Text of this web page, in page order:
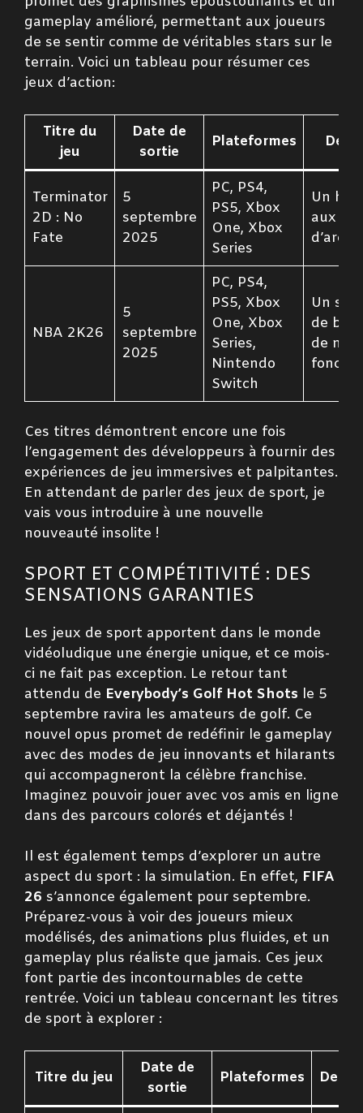
gameplay amélioré, permettant aux joueurs
de se sentir comme de véritables stars sur le
terrain. Voici un tableau pour résumer ces
jeux d’action:
Titre du
jeu
Date de
sortie
Plateformes
Terminator
2D : No
Fate
5
septembre
2025
PC, PS4,
PS5, Xbox
One, Xbox
Series
Un
aux
NBA 2K26
5
septembre
2025
PC, PS4,
PS5, Xbox
One, Xbox
Series,
Nintendo
Switch
Un
de
de
Ces titres démontrent encore une fois
l’engagement des développeurs à fournir des
expériences de jeu immersives et palpitantes.
En attendant de parler des jeux de sport, je
vais vous introduire à une nouvelle
nouveauté insolite !
SPORT ET COMPÉTITIVITÉ : DES
SENSATIONS GARANTIES
Les jeux de sport apportent dans le monde
vidéoludique une énergie unique, et ce mois-
ci ne fait pas exception. Le retour tant
attendu de Everybody’s Golf Hot Shots le 5
septembre ravira les amateurs de golf. Ce
nouvel opus promet de redéfinir le gameplay
avec des modes de jeu innovants et hilarants
qui accompagneront la célèbre franchise.
Imaginez pouvoir jouer avec vos amis en ligne
dans des parcours colorés et déjantés !
Il est également temps d’explorer un autre
aspect du sport : la simulation. En effet, FIFA
26 s’annonce également pour septembre.
Préparez-vous à voir des joueurs mieux
modélisés, des animations plus fluides, et un
gameplay plus réaliste que jamais. Ces jeux
font partie des incontournables de cette
rentrée. Voici un tableau concernant les titres
de sport à explorer :
Titre du jeu
Date de
sortie
Plateformes